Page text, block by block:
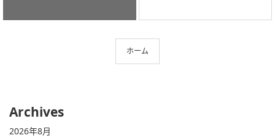
ホーム
Archives
2026年8月